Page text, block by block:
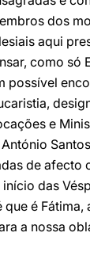
dos
aqui
como só
possível
e
de afecto
das
que é
a nossa